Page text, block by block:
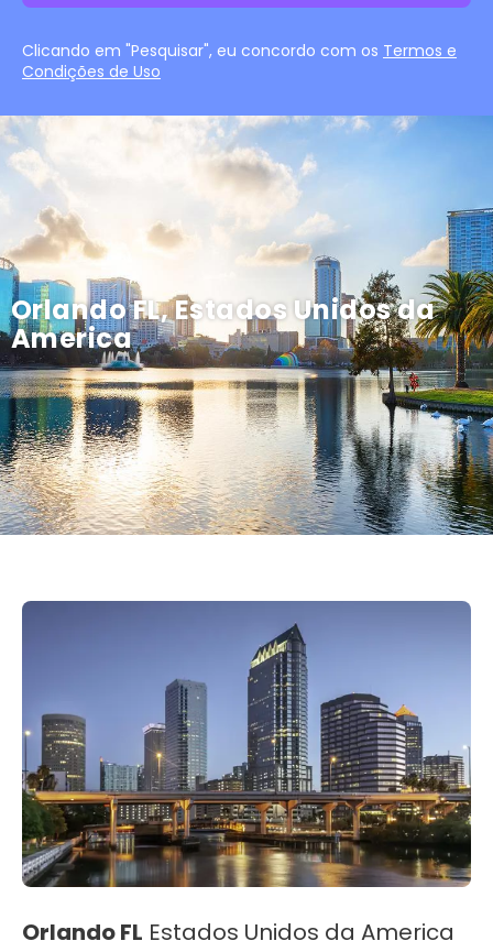
Orlando FL, Estados Unidos da
America
Clicando em "Pesquisar", eu concordo com os Termos e
Condições de Uso
Orlando FL Estados Unidos da America